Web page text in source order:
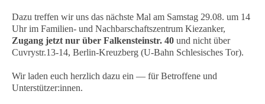
Dazu treffen wir uns das nächste Mal am Samstag 29.08. um 14
Uhr im Familien- und Nachbarschaftszentrum Kiezanker,
Zugang jetzt nur über Falkensteinstr. 40 und nicht über
Cuvrystr.13-14, Berlin-Kreuzberg (U-Bahn Schlesisches Tor).
Wir laden euch herzlich dazu ein — für Betroffene und
Unterstützer:innen.